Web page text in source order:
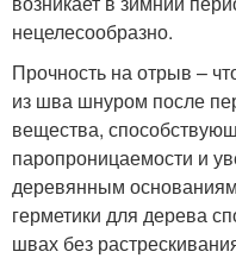
нецелесообразно.
Прочность на отрыв –
из шва шнуром после
вещества,
паропроницаемости и
деревянным
герметики для дерева
швах без